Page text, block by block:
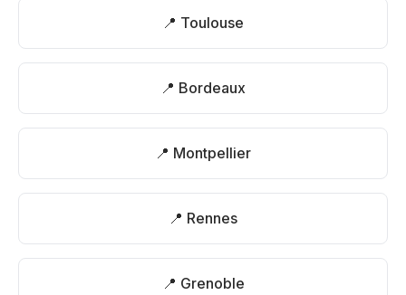
📍 Toulouse
📍 Bordeaux
📍 Montpellier
📍 Rennes
📍 Grenoble